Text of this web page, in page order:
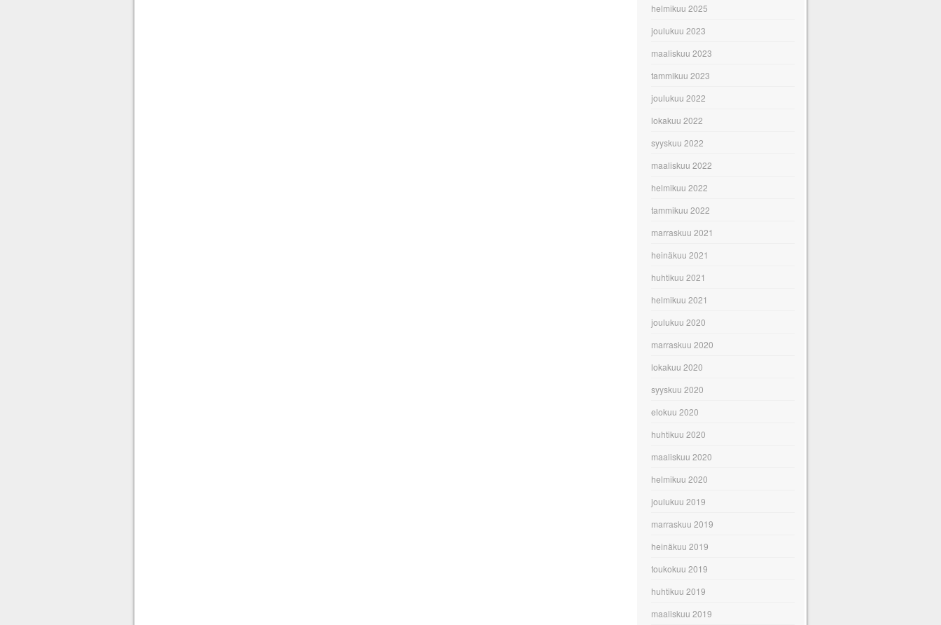
helmikuu 2025
joulukuu 2023
maaliskuu 2023
tammikuu 2023
joulukuu 2022
lokakuu 2022
syyskuu 2022
maaliskuu 2022
helmikuu 2022
tammikuu 2022
marraskuu 2021
heinäkuu 2021
huhtikuu 2021
helmikuu 2021
joulukuu 2020
marraskuu 2020
lokakuu 2020
syyskuu 2020
elokuu 2020
huhtikuu 2020
maaliskuu 2020
helmikuu 2020
joulukuu 2019
marraskuu 2019
heinäkuu 2019
toukokuu 2019
huhtikuu 2019
maaliskuu 2019